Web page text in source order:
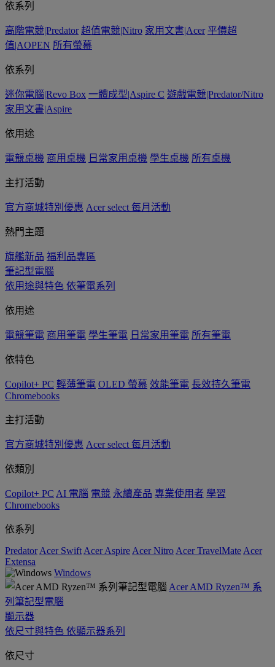
依系列
高階電競|Predator 超值電競|Nitro 家用文書|Acer 平價超
值|AOPEN 所有螢幕
依系列
迷你電腦|Revo Box 一體成型|Aspire C 遊戲電競|Predator/Nitro
家用文書|Aspire
依用途
電競桌機 商用桌機 日常家用桌機 學生桌機 所有桌機
主打活動
官方商城特別優惠 Acer select 每月活動
熱門主題
旗艦新品 福利品專區
筆記型電腦
依用途與特色 依筆電系列
依用途
電競筆電 商用筆電 學生筆電 日常家用筆電 所有筆電
依特色
Copilot+ PC 輕薄筆電 OLED 螢幕 效能筆電 長效持久筆電
Chromebooks
主打活動
官方商城特別優惠 Acer select 每月活動
依類別
Copilot+ PC AI 電腦 電競 永續產品 專業使用者 學習
Chromebooks
依系列
Predator Acer Swift Acer Aspire Acer Nitro Acer TravelMate Acer
Extensa
Windows
Acer AMD Ryzen™ 系
列筆記型電腦
顯示器
依尺寸與特色 依顯示器系列
依尺寸